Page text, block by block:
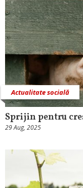
Actualitate socială
Sprijin pentru
29 Aug, 2025